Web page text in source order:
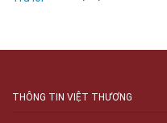
THÔNG TIN VIỆT THƯƠNG